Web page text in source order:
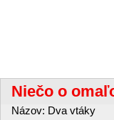
Niečo o
Názov: Dva vtáky